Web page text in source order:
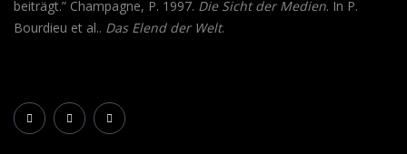
beiträgt.” Champagne, P. 1997. Die Sicht der Medien. In P.
Bourdieu et al.. Das Elend der Welt.